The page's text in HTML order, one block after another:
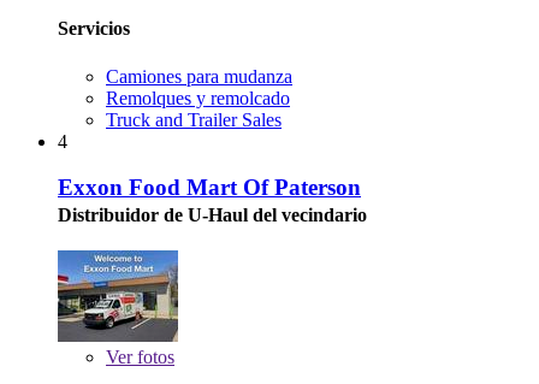
Servicios
Camiones para mudanza
Remolques y remolcado
Truck and Trailer Sales
4
Exxon Food Mart Of Paterson
Distribuidor de U-Haul del vecindario
Verfotos